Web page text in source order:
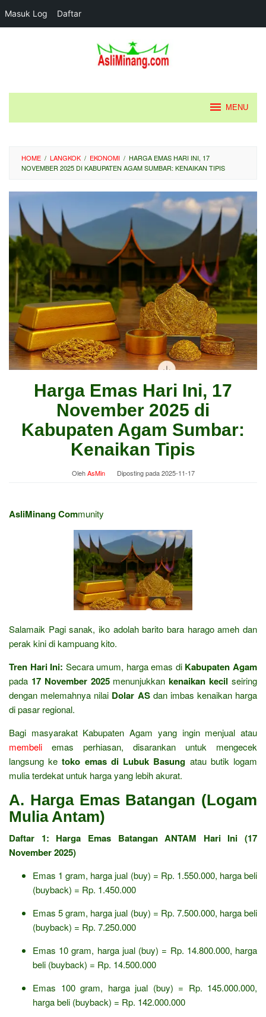
Masuk Log Daftar
MENU
HOME / LANGKOK / EKONOMI / HARGA EMAS HARI INI, 17
NOVEMBER 2025 DI KABUPATEN AGAM SUMBAR: KENAIKAN TIPIS
Harga Emas Hari Ini, 17
November 2025 di
Kabupaten Agam Sumbar:
Kenaikan Tipis
OlehAsMin Diposting pada2025-11-17
AsliMinang Community
Salamaik Pagi sanak, iko adolah barito bara harago ameh dan
perak kini di kampuang kito.
Tren Hari Ini: Secara umum, harga emas di Kabupaten Agam
pada 17 November 2025menunjukkankenaikan kecil seiring
dengan melemahnya nilai Dolar ASdan imbas kenaikan harga
di pasar regional.
Bagi masyarakat Kabupaten Agam yang ingin menjual atau
membeli emas perhiasan, disarankan untuk mengecek
langsung ketoko emas di Lubuk Basung atau butik logam
mulia terdekat untuk harga yang lebih akurat.
A. Harga Emas Batangan (Logam
Mulia Antam)
Daftar 1: Harga Emas Batangan ANTAM Hari Ini (17
November 2025)
Emas 1 gram, harga jual (buy) = Rp. 1.550.000, harga beli
(buyback) = Rp. 1.450.000
Emas 5 gram, harga jual (buy) = Rp. 7.500.000, harga beli
(buyback) = Rp. 7.250.000
Emas 10 gram, harga jual (buy) = Rp. 14.800.000, harga
beli (buyback) = Rp. 14.500.000
Emas 100 gram, harga jual (buy) = Rp. 145.000.000,
harga beli (buyback) = Rp. 142.000.000